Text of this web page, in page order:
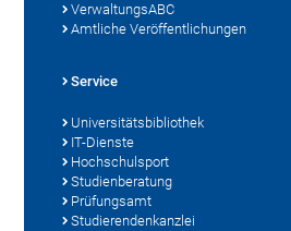
VerwaltungsABC
Amtliche Veröffentlichungen
Service
Universitätsbibliothek
IT-Dienste
Hochschulsport
Studienberatung
Prüfungsamt
Studierendenkanzlei